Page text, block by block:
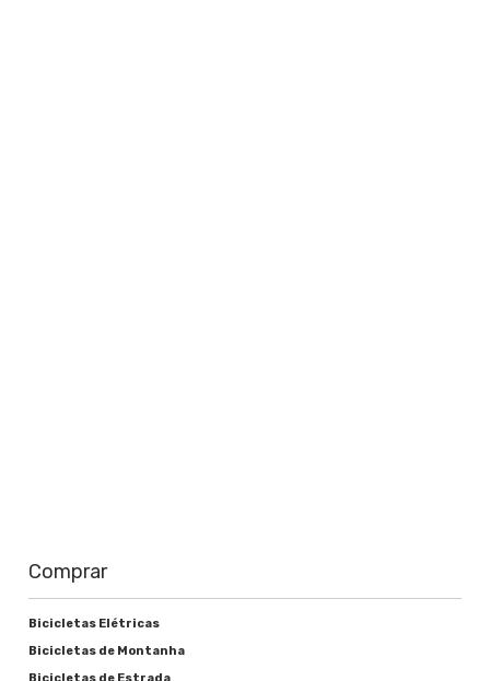
Comprar
Bicicletas Elétricas
Bicicletas de Montanha